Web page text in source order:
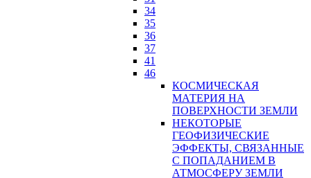
34
35
36
37
41
46
КОСМИЧЕСКАЯ
МАТЕРИЯ НА
ПОВЕРХНОСТИ ЗЕМЛИ
НЕКОТОРЫЕ
ГЕОФИЗИЧЕСКИЕ
ЭФФЕКТЫ, СВЯЗАННЫЕ
С ПОПАДАНИЕМ В
АТМОСФЕРУ ЗЕМЛИ